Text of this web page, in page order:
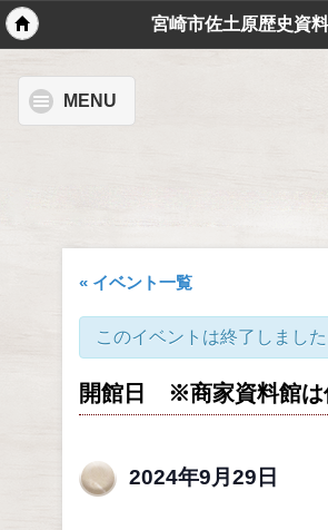
宮崎市佐土原歴史資
MENU
« イベント一覧
このイベントは終了しました
開館日 ※商家資料館は
2024年9月29日